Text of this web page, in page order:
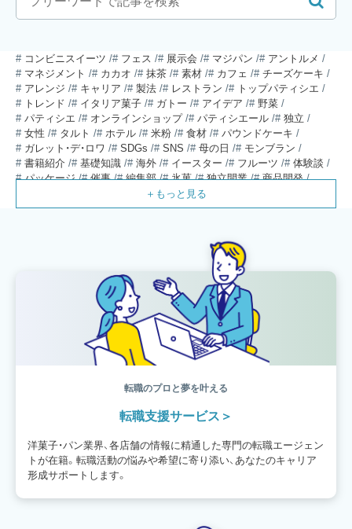
コンビニスイーツ フェス 展示会 マジパン
アントルメ
マネジメント
カカオ 抹茶 素材 カフェ
チーズケーキ
アレンジ
キャリア 製法 レストラン
トップパティシエ
トレンド
イタリア菓子 ガトー アイデア
野菜
パティシエ
オンラインショップ パティシエール
独立
女性
タルト ホテル 米粉 食材
パウンドケーキ
ガレット・デ・ロワ
SDGs SNS 母の日
モンブラン
書籍紹介
基礎知識 海外 イースター フルーツ
体験談
パッケージ
催事 編集部 氷菓 独立開業
商品開発
ブーランジェ
販売促進
コラム パン スタッフ育成
就職活動
インタビュー
コロナ対策
ショコラティエ
ベーカリー 工場 専門学生
海外事情
ワークライフバランス
生菓子 アシェットデセール
フランス オーブン担当 チョコレート
転職のプロと夢を叶える
転職支援サービス
洋菓子・パン業界、各店舗の情報に精通した専門の転職エージェン
トが在籍。転職活動の悩みや希望に寄り添い、あなたのキャリア
形成サポートします。